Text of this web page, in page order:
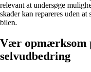
relevant at undersøge
skader kan repareres uden
bilen.
Vær opmærksom
selvudbedring